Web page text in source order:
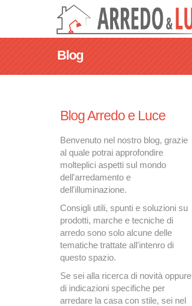
Blog
Blog Arredo e Luce
Benvenuto nel nostro blog, grazie
al quale potrai approfondire
molteplici aspetti sul mondo
dell'arredamento e
dell'illuminazione.
Consigli utili, spunti e soluzioni su
prodotti, marche e tecniche di
arredo sono solo alcune delle
tematiche trattate all'intenro di
questo spazio.
Se sei alla ricerca di novità oppure
di indicazioni specifiche per
arredare la casa con stile, sei nel